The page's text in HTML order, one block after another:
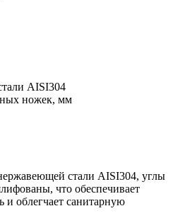
AISI304
ножек, мм
стали AISI304, углы
что обеспечивает
и облегчает санитарную